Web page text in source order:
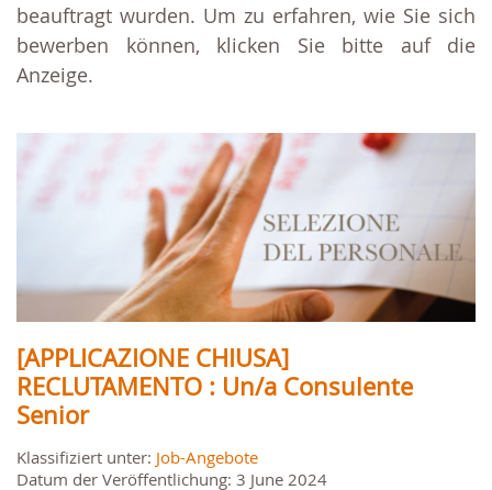
beauftragt wurden. Um zu erfahren, wie Sie sich
bewerben können, klicken Sie bitte auf die
Anzeige.
[APPLICAZIONE CHIUSA]
RECLUTAMENTO : Un/a Consulente
Senior
Klassifiziert unter: Job-Angebote
Datum der Veröffentlichung: 3 June 2024